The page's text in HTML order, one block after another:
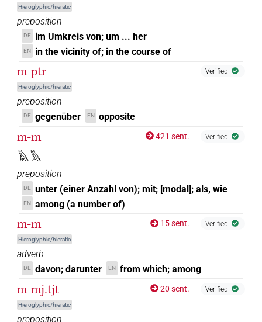
Hieroglyphic/hieratic
preposition
DE im Umkreis von; um ... her
EN in the vicinity of; in the course of
m-ptr
Hieroglyphic/hieratic
Verified
preposition
DE gegenüber EN opposite
m-m
𓅓𓅓
421 sent. Verified
preposition
DE unter (einer Anzahl von); mit; [modal]; als, wie
EN among (a number of)
m-m
Hieroglyphic/hieratic
15 sent. Verified
adverb
DE davon; darunter EN from which; among
m-mj.tjt
Hieroglyphic/hieratic
20 sent. Verified
preposition